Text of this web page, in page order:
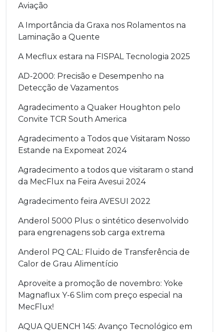
Aviação
A Importância da Graxa nos Rolamentos na
Laminação a Quente
A Mecflux estara na FISPAL Tecnologia 2025
AD-2000: Precisão e Desempenho na
Detecção de Vazamentos
Agradecimento a Quaker Houghton pelo
Convite TCR South America
Agradecimento a Todos que Visitaram Nosso
Estande na Expomeat 2024
Agradecimento a todos que visitaram o stand
da MecFlux na Feira Avesui 2024
Agradecimento feira AVESUI 2022
Anderol 5000 Plus: o sintético desenvolvido
para engrenagens sob carga extrema
Anderol PQ CAL: Fluido de Transferência de
Calor de Grau Alimentício
Aproveite a promoção de novembro: Yoke
Magnaflux Y-6 Slim com preço especial na
MecFlux!
AQUA QUENCH 145: Avanço Tecnológico em